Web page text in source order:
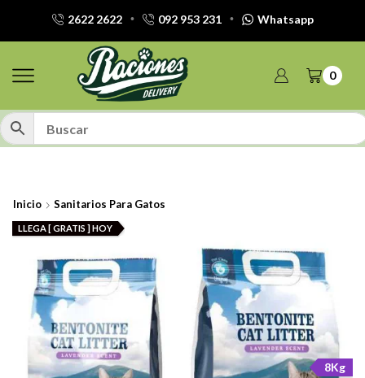
2622 2622 092 953 231 Whatsapp
0
Inicio Sanitarios Para Gatos
8Kg
LLEGA [ GRATIS ] HOY